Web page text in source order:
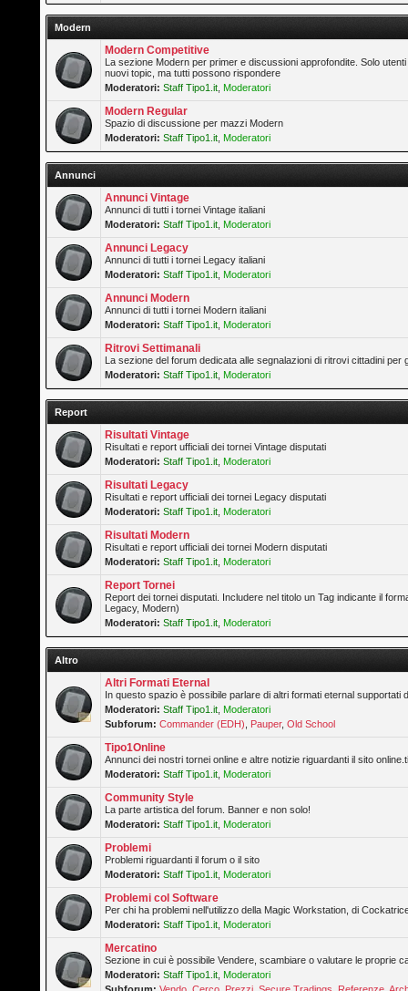
Modern
Modern Competitive
La sezione Modern per primer e discussioni approfondite. Solo
nuovi topic, ma tutti possono rispondere
Moderatori: Staff Tipo1.it Moderatori
Modern Regular
Spazio di discussione per mazzi Modern
Moderatori: Staff Tipo1.it Moderatori
Annunci
Annunci Vintage
Annunci di tutti i tornei Vintage italiani
Moderatori: Staff Tipo1.it Moderatori
Annunci Legacy
Annunci di tutti i tornei Legacy italiani
Moderatori: Staff Tipo1.it Moderatori
Annunci Modern
Annunci di tutti i tornei Modern italiani
Moderatori: Staff Tipo1.it Moderatori
Ritrovi Settimanali
La sezione del forum dedicata alle segnalazioni di ritrovi cittadini per
Moderatori: Staff Tipo1.it Moderatori
Report
Risultati Vintage
Risultati e report ufficiali dei tornei Vintage disputati
Moderatori: Staff Tipo1.it Moderatori
Risultati Legacy
Risultati e report ufficiali dei tornei Legacy disputati
Moderatori: Staff Tipo1.it Moderatori
Risultati Modern
Risultati e report ufficiali dei tornei Modern disputati
Moderatori: Staff Tipo1.it Moderatori
Report Tornei
Report dei tornei disputati. Includere nel titolo un Tag indicante il
Legacy, Modern)
Moderatori: Staff Tipo1.it Moderatori
Altro
Altri Formati Eternal
In questo spazio è possibile parlare di altri formati eternal supportati
Moderatori: Staff Tipo1.it Moderatori
Subforum:Commander (EDH) Pauper,Old School
Tipo1Online
Annunci dei nostri tornei online e altre notizie riguardanti il sito
Moderatori: Staff Tipo1.it Moderatori
Community Style
La parte artistica del forum. Banner e non solo!
Moderatori: Staff Tipo1.it Moderatori
Problemi
Problemi riguardanti il forum o il sito
Moderatori: Staff Tipo1.it Moderatori
Problemi col Software
Per chi ha problemi nell'utilizzo della Magic Workstation, di
Moderatori: Staff Tipo1.it Moderatori
Mercatino
Sezione in cui è possibile Vendere, scambiare o valutare le proprie
Moderatori: Staff Tipo1.it Moderatori